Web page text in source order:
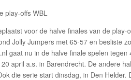
voor de halve finales van de
Jolly Jumpers met 65-57 en besliste
gaat nu in de halve finale spelen
april a.s. in Barendrecht. De andere
die serie start dinsdag, in Den